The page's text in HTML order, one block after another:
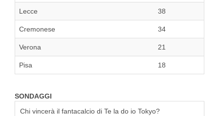
Lecce 38
Cremonese 34
Verona 21
Pisa 18
SONDAGGI
Chi vincerà il fantacalcio di Te la do io Tokyo?